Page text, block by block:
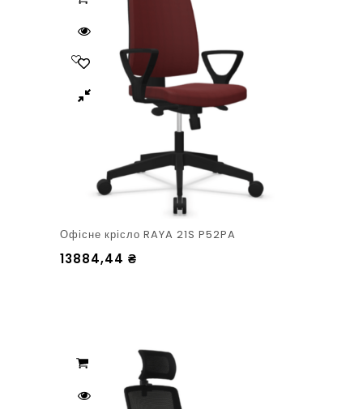
Офісне крісло RAYA 21S P52PA
13884,44 ₴